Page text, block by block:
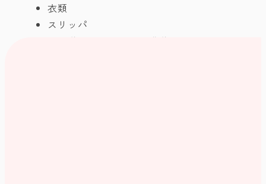
衣類
スリッパ
洗面道具、シャワー入浴道具